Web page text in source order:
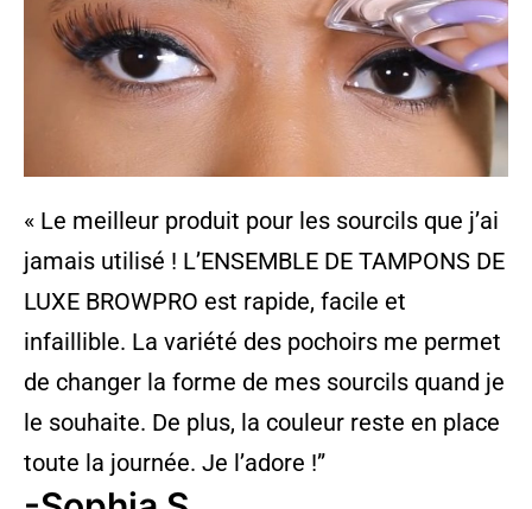
« Le meilleur produit pour les sourcils que j’ai
jamais utilisé ! L’ENSEMBLE DE TAMPONS DE
LUXE BROWPRO est rapide, facile et
infaillible. La variété des pochoirs me permet
de changer la forme de mes sourcils quand je
le souhaite. De plus, la couleur reste en place
toute la journée. Je l’adore !”